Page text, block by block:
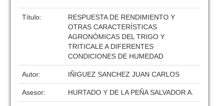
Título:
RESPUESTA DE RENDIMIENTO Y
OTRAS CARACTERÍSTICAS
AGRONÓMICAS DEL TRIGO Y
TRITICALE A DIFERENTES
CONDICIONES DE HUMEDAD
Autor: IÑIGUEZ SANCHEZ JUAN CARLOS
Asesor: HURTADO Y DE LA PEÑA SALVADOR A.